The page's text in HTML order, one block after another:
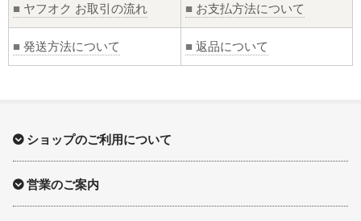
■ ヤフオク お取引の流れ ■ お支払方法について
■ 発送方法について ■ 返品について
ショップのご利用について
営業のご案内